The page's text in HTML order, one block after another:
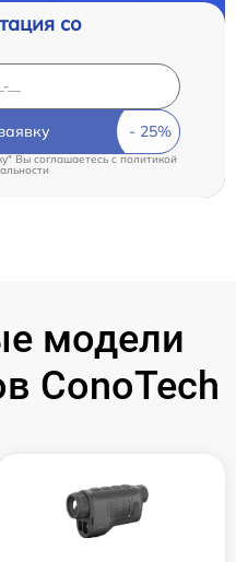
со
Вы соглашаетесь cполитикой
модели
ConoTech